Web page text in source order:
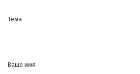
Тема
Ваше имя